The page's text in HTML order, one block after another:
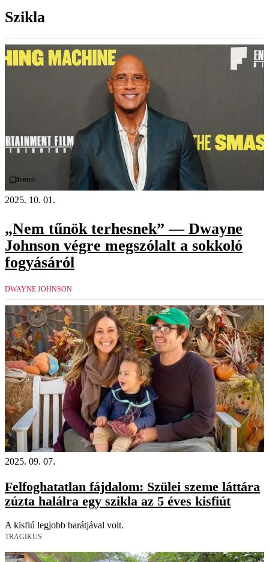
Szikla
Videó
2025. 10. 01.
„Nem tűnök terhesnek” — Dwayne
Johnson végre megszólalt a sokkoló
fogyásáról
DWAYNE JOHNSON
2025. 09. 07.
Felfoghatatlan fájdalom: Szülei szeme láttára
zúzta halálra egy szikla az 5 éves kisfiút
A kisfiú legjobb barátjával volt.
TRAGIKUS